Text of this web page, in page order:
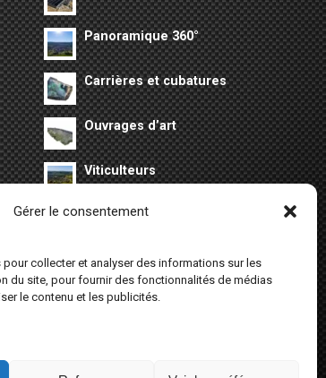
Gérer le consentement
collecter et analyser des informations sur les
du site, pour fournir des fonctionnalités de médias
le contenu et les publicités.
Panoramique 360°
Carrières et cubatures
Ouvrages d’art
Viticulteurs
Evènementiel
Patrimoine